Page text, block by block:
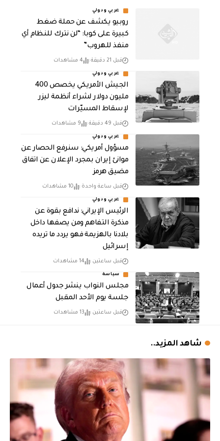
عربي ودولي
روبيو يكشف عن حملة ضغط
كبيرة على كوبا: “لن نترك للنظام أي
منفذ للهروب”
قبل 21 دقيقة 4 مشاهدات
عربي ودولي
الجيش الأمريكي يخصص 400
مليون دولار لشراء أنظمة ليزر
لإسقاط المسيّرات
قبل 49 دقيقة 9 مشاهدات
عربي ودولي
مسؤول أمريكي: سنرفع الحصار عن
موانئ إيران بمجرد الإعلان عن اتفاق
مضيق هرمز
قبل ساعة واحدة 10 مشاهدات
عربي ودولي
الرئيس الإيراني: ندافع بقوة عن
مذكرة التفاهم ومن يصفها داخل
بلادنا بالهزيمة فهو يردد ما تريده
إسرائيل
قبل ساعتين 14 مشاهدات
سياسة
مجلس النواب ينشر جدول أعمال
جلسة يوم الأحد المقبل
قبل ساعتين 13 مشاهدات
شاهد المزيد..